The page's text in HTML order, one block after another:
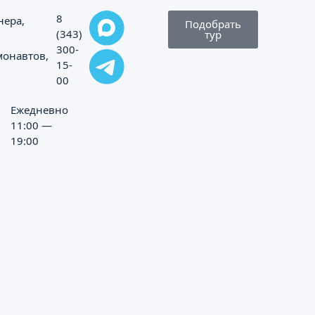
8
(343)
300-
15-
00
Ежедневно
11:00 —
19:00
Подобрать
тур